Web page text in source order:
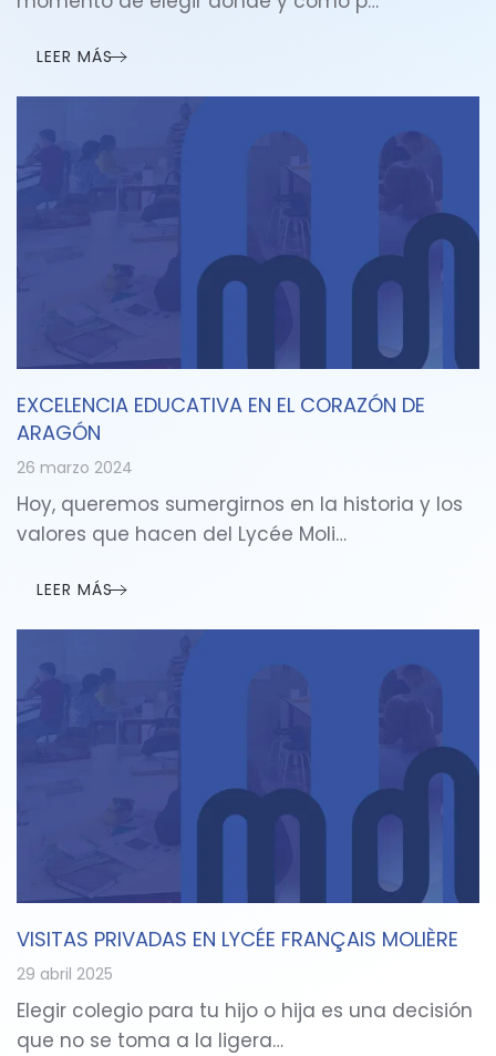
LEER MÁS
EXCELENCIA EDUCATIVA EN EL CORAZÓN DE
ARAGÓN
26 marzo 2024
Hoy, queremos sumergirnos en la historia y los
valores que hacen del Lycée Moli…
LEER MÁS
VISITAS PRIVADAS EN LYCÉE FRANÇAIS MOLIÈRE
29 abril 2025
Elegir colegio para tu hijo o hija es una decisión
que no se toma a la ligera…